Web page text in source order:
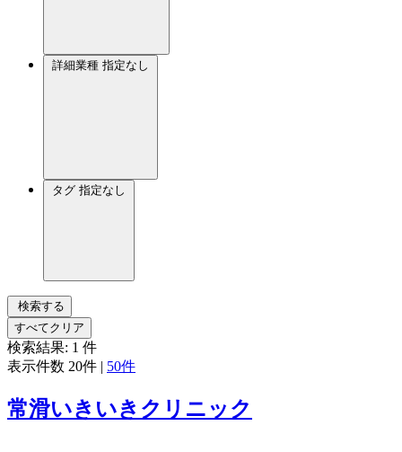
詳細業種 指定なし
タグ 指定なし
検索する
すべてクリア
検索結果: 1 件
表示件数 20件 | 50件
常滑いきいきクリニック